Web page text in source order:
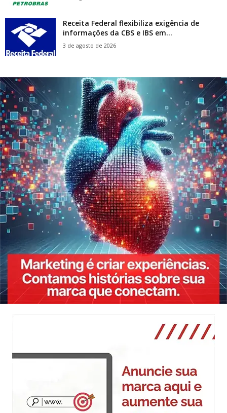
Receita Federal flexibiliza exigência de
informações da CBS e IBS em...
3 de agosto de 2026